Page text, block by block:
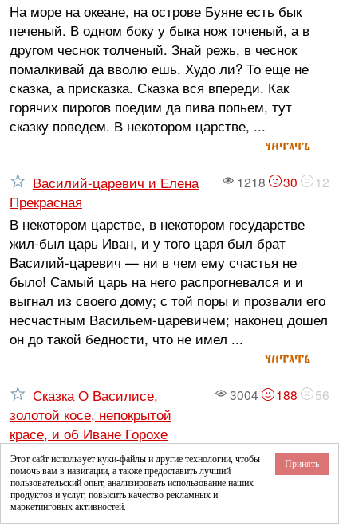
На море на океане, на острове Буяне есть бык
печеный. В одном боку у быка нож точеный, а в
другом чеснок толченый. Знай режь, в чеснок
помалкивай да вволю ешь. Худо ли? То еще не
сказка, а присказка. Сказка вся впереди. Как
горячих пирогов поедим да пива попьем, тут
сказку поведем. В некотором царстве, ...
читать
1218 30 12
Василий-царевич и Елена
Прекрасная
В некотором царстве, в некотором государстве
жил-был царь Иван, и у того царя был брат
Василий-царевич — ни в чем ему счастья не
было! Самый царь на него распрогневался и и
выгнал из своего дому; с той поры и прозвали его
несчастным Васильем-царевичем; наконец дошел
он до такой бедности, что не имел ...
читать
3004 188 56
Сказка О Василисе,
золотой косе, непокрытой
красе, и об Иване Горохе
Жил-был царь Светозар. У него, у царя, было два
сына и красавица дочь. Двадцать лет жила она в
светлом тереме; любовались на нее царь с
царицею, еще мамушки и сенные девушки, но
Этот сайт использует куки-файлы и другие технологии, чтобы
помочь вам в навигации, а также предоставить лучший
пользовательский опыт, анализировать использование наших
продуктов и услуг, повысить качество рекламных и
маркетинговых активностей.
Принять